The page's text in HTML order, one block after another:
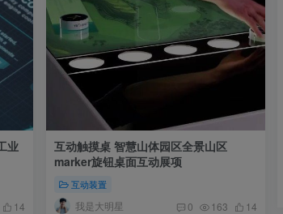
业
14
互动触摸桌 智慧山体园区全景山区
marker旋钮桌面互动展项
互动装置
我是大明星 0 163 14